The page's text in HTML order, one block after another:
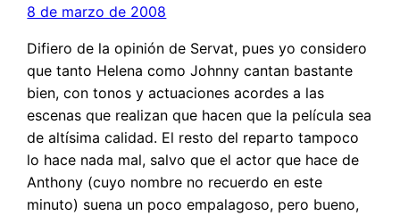
8 de marzo de 2008
Difiero de la opinión de Servat, pues yo considero
que tanto Helena como Johnny cantan bastante
bien, con tonos y actuaciones acordes a las
escenas que realizan que hacen que la película sea
de altísima calidad. El resto del reparto tampoco
lo hace nada mal, salvo que el actor que hace de
Anthony (cuyo nombre no recuerdo en este
minuto) suena un poco empalagoso, pero bueno,